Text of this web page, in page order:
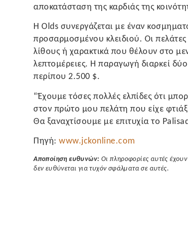
αποκατάσταση της καρδιάς της
Η Olds συνεργάζεται με έναν
προσαρμοσμένου κλειδιού. Οι
λίθους ή χαρακτικά που θέλουν στο
λεπτομέρειες. Η παραγωγή διαρκεί
περίπου 2.500 $.
“Έχουμε τόσες πολλές ελπίδες ότι
στον πρώτο μου πελάτη που είχε
Θα ξαναχτίσουμε με επιτυχία το
Πηγή:www.jckonline.com
Αποποίηση ευθυνών: Οι πληροφορίες αυτές
δεν ευθύνεται για τυχόν σφάλματα σε αυτές.